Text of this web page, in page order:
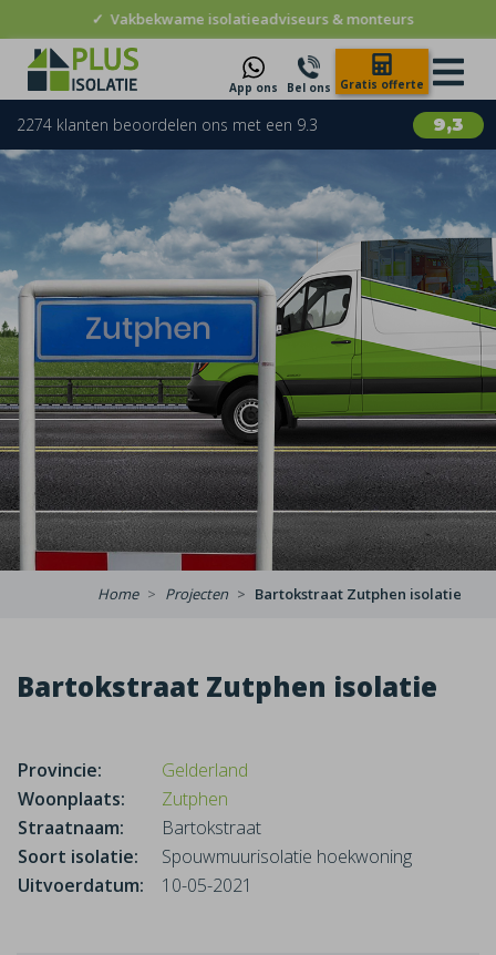
✓ Vakbekwame isolatieadviseurs & monteurs
App ons Bel ons Gratis offerte
9,3
2274 klanten beoordelen ons met een 9.3
Home Projecten Bartokstraat Zutphen isolatie
Bartokstraat Zutphen isolatie
Provincie:
Gelderland
Woonplaats:
Zutphen
Straatnaam:
Bartokstraat
Soort isolatie:
Spouwmuurisolatie hoekwoning
Uitvoerdatum:
10-05-2021